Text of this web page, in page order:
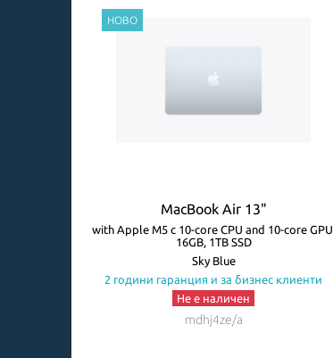
MacBook Air 13"
with Apple M5 с 10-core CPU and 10-core GPU,
16GB, 1TB SSD
Sky Blue
2 години гаранция и за бизнес клиенти
Не е наличен
mdhj4ze/a